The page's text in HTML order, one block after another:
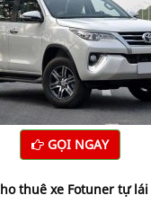
GỌI NGAY
Cho thuê xe Fotuner tự lái